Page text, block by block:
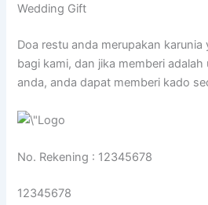
Wedding Gift
Doa restu anda merupakan
bagi kami, dan jika memberi
anda, anda dapat memberi kado
No. Rekening : 12345678
12345678